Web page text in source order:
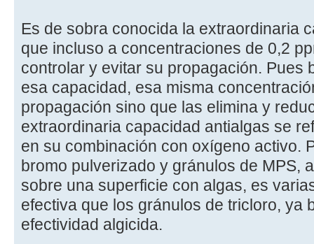
Es de sobra conocida la extraordinaria
que incluso a concentraciones de 0,2
controlar y evitar su propagación. Pues
esa capacidad, esa misma
propagación sino que las elimina y
extraordinaria capacidad antialgas se
en su combinación con oxígeno activo.
bromo pulverizado y gránulos de MPS,
sobre una superficie con algas, es
efectiva que los gránulos de tricloro, ya
efectividad algicida.